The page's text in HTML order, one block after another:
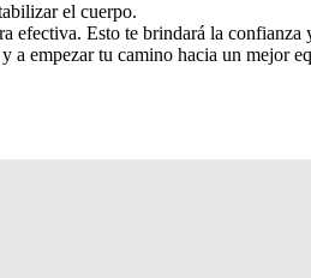
el cuerpo.
efectiva. Esto te brindará la confianza
a empezar tu camino hacia un mejor